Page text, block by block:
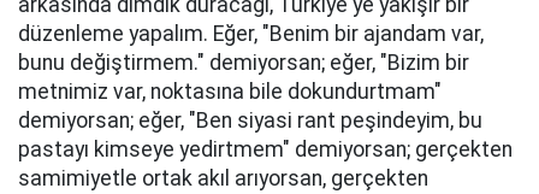
arkasında dimdik duracağı, Türkiye'ye yakışır bir
düzenleme yapalım. Eğer, "Benim bir ajandam var,
bunu değiştirmem." demiyorsan; eğer, "Bizim bir
metnimiz var, noktasına bile dokundurtmam"
demiyorsan; eğer, "Ben siyasi rant peşindeyim, bu
pastayı kimseye yedirtmem" demiyorsan; gerçekten
samimiyetle ortak akıl arıyorsan, gerçekten